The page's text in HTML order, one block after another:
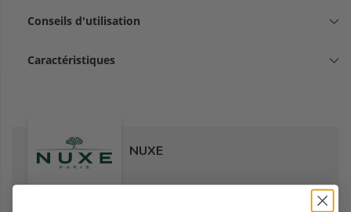
Conseils d'utilisation
Caractéristiques
NUXE